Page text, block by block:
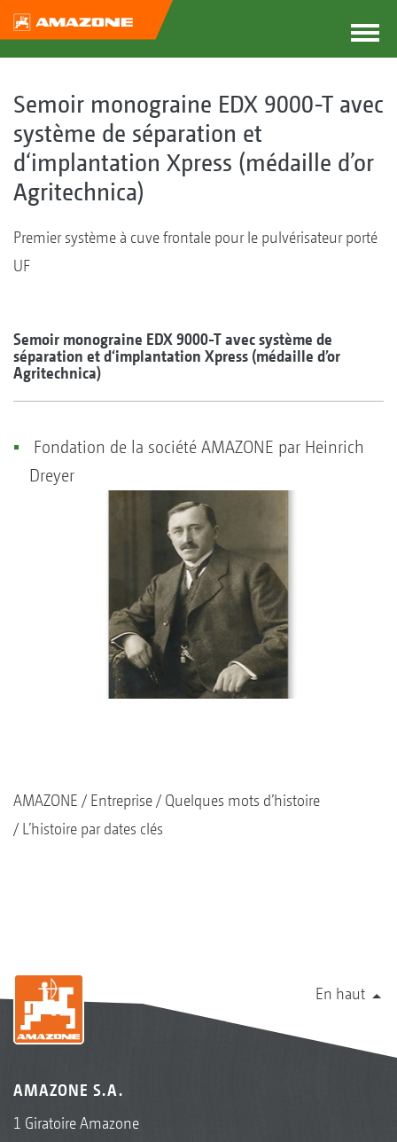
Semoir monograine EDX 9000-T avec
système de séparation et
d‘implantation Xpress (médaille d’or
Agritechnica)
Premier système à cuve frontale pour le pulvérisateur porté
UF
Semoir monograine EDX 9000-T avec système de
séparation et d‘implantation Xpress (médaille d’or
Agritechnica)
Fondation de la société AMAZONE par Heinrich
Dreyer
AMAZONE Entreprise
Quelques mots d’histoire
L’histoire par dates clés
En haut
AMAZONE S.A.
1 Giratoire Amazone